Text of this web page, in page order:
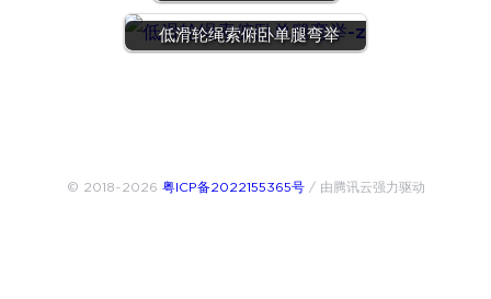
低滑轮绳索俯卧单腿弯举
© 2018~2026 粤ICP备2022155365号/ 由腾讯云强力驱动